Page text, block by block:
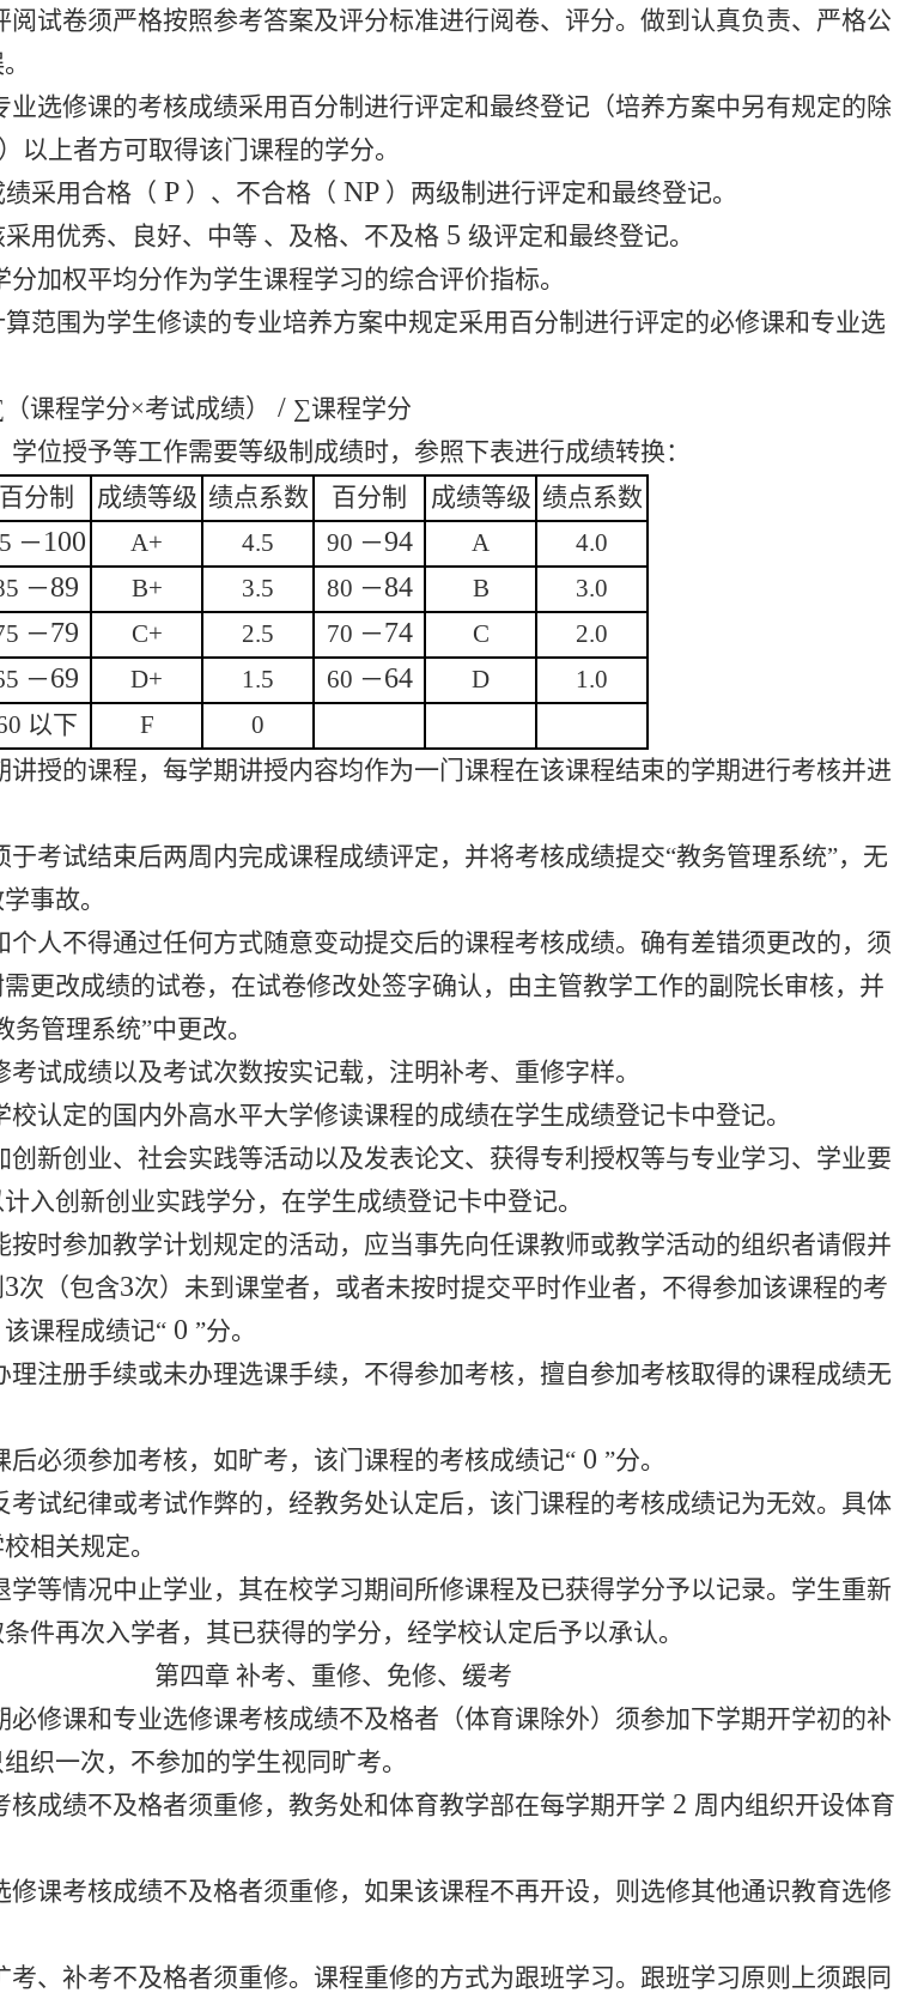
阅试卷须严格按照参考答案及评分标准进行阅卷、评分。做到认真负责、严格公
业选修课的考核成绩采用百分制进行评定和最终登记（培养方案中另有规定的除
以上者方可取得该门课程的学分。
采用合格（ P ）、不合格（ NP ）两级制进行评定和最终登记。
用优秀、良好、中等 、及格、不及格 5 级评定和最终登记。
加权平均分作为学生课程学习的综合评价指标。
范围为学生修读的专业培养方案中规定采用百分制进行评定的必修课和专业选
课程学分×考试成绩） / ∑课程学分
位授予等工作需要等级制成绩时，参照下表进行成绩转换：
百分制
成绩等级 绩点系数 百分制 成绩等级 绩点系数
－ 100 A+ 4.5 90 －94 A
4.0
－89 B+ 3.5 80 －84 B
3.0
－79 C+ 2.5 70 －74 C
2.0
－69 D+ 1.5 60 －64 D
1.0
以下 F
0
讲授的课程，每学期讲授内容均作为一门课程在该课程结束的学期进行考核并进
于考试结束后两周内完成课程成绩评定，并将考核成绩提交“教务管理系统”，无
事故。
个人不得通过任何方式随意变动提交后的课程考核成绩。确有差错须更改的，须
更改成绩的试卷，在试卷修改处签字确认，由主管教学工作的副院长审核，并
管理系统”中更改。
试成绩以及考试次数按实记载，注明补考、重修字样。
校认定的国内外高水平大学修读课程的成绩在学生成绩登记卡中登记。
创新创业、社会实践等活动以及发表论文、获得专利授权等与专业学习、学业要
入创新创业实践学分，在学生成绩登记卡中登记。
按时参加教学计划规定的活动，应当事先向任课教师或教学活动的组织者请假并
3次（包含3次）未到课堂者，或者未按时提交平时作业者，不得参加该课程的考
课程成绩记“ 0 ”分。
理注册手续或未办理选课手续，不得参加考核，擅自参加考核取得的课程成绩无
后必须参加考核，如旷考，该门课程的考核成绩记“ 0 ”分。
考试纪律或考试作弊的，经教务处认定后，该门课程的考核成绩记为无效。具体
相关规定。
学等情况中止学业，其在校学习期间所修课程及已获得学分予以记录。学生重新
件再次入学者，其已获得的学分，经学校认定后予以承认。
第四章 补考、重修、免修、缓考
必修课和专业选修课考核成绩不及格者（体育课除外）须参加下学期开学初的补
织一次，不参加的学生视同旷考。
核成绩不及格者须重修，教务处和体育教学部在每学期开学 2 周内组织开设体育
修课考核成绩不及格者须重修，如果该课程不再开设，则选修其他通识教育选修
考、补考不及格者须重修。课程重修的方式为跟班学习。跟班学习原则上须跟同